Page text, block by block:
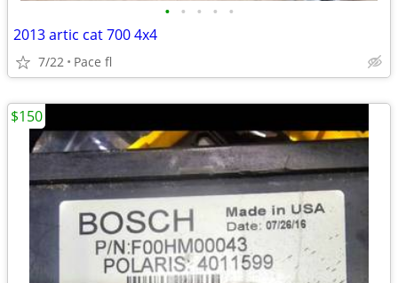
• • • • •
2013 artic cat 700 4x4
7/22 Pace fl
$150